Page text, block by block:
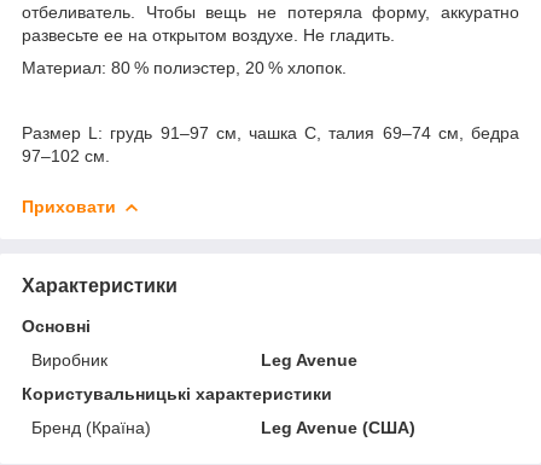
отбеливатель. Чтобы вещь не потеряла форму, аккуратно
развесьте ее на открытом воздухе. Не гладить.
Материал: 80 % полиэстер, 20 % хлопок.
Размер L: грудь 91–97 см, чашка С, талия 69–74 см, бедра
97–102 см.
Приховати
Характеристики
Основні
Виробник
Leg Avenue
Користувальницькі характеристики
Бренд (Країна)
Leg Avenue (США)